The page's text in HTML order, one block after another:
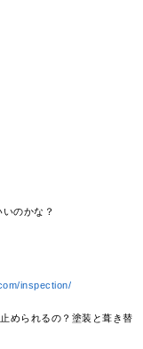
のかな？
inspection/
められるの？塗装と葺き替